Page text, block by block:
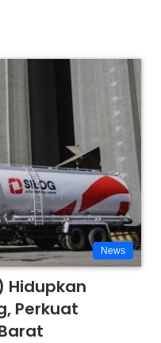
News
Hidupkan
Perkuat